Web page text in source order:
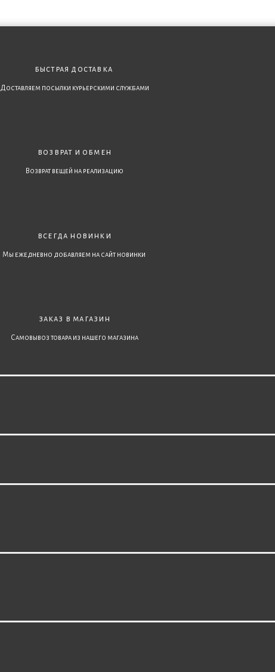
быстрая доставка
Доставляем посылки курьерскими службами
возврат и обмен
Возврат вещей на реализацию
всегда новинки
Мы ежедневно добавляем на сайт новинки
заказ в магазин
Самовывоз товара из нашего магазина